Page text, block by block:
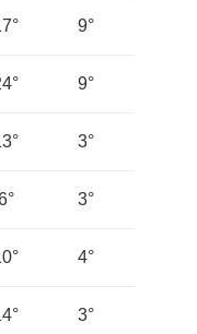
9°
9°
3°
3°
4°
3°